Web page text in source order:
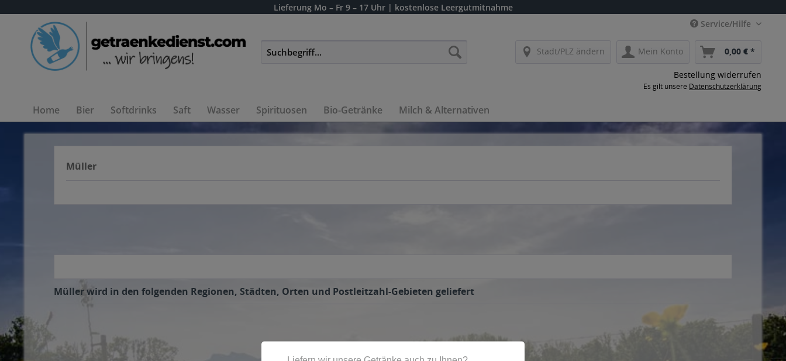
Lieferung Mo – Fr 9 – 17 Uhr | kostenlose Leergutmitnahme
Service/Hilfe
Stadt/PLZ ändern Mein Konto 0,00 € *
Bestellung widerrufen
Es gilt unsere Datenschutzerklärung
Home Bier Softdrinks Saft Wasser Spirituosen Bio-Getränke Milch & Alternativen
Müller
Müller wird in den folgenden Regionen, Städten, Orten und Postleitzahl-Gebieten geliefert